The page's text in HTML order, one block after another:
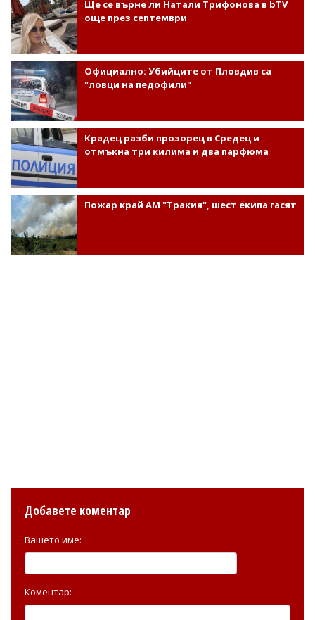
Ще се върне ли Натали Трифонова в bTV
още през септември
Официално: Убийците от Пловдив са
"ловци на педофили"
Крадец разби прозорец в Средец и
отмъкна три килима и два парфюма
Пожар край АМ "Тракия", шест екипа гасят
Добавете коментар
Вашето име:
Коментар: